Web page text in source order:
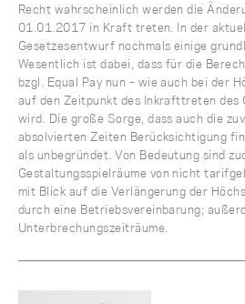
Recht wahrscheinlich werden die
01.01.2017 in Kraft treten. In der
Gesetzesentwurf nochmals einige
Wesentlich ist dabei, dass für die
bzgl. Equal Pay nun – wie auch bei der
auf den Zeitpunkt des Inkrafttreten des
wird. Die große Sorge, dass auch die
absolvierten Zeiten Berücksichtigung
als unbegründet. Von Bedeutung sind
Gestaltungsspielräume von nicht
mit Blick auf die Verlängerung der
durch eine Betriebsvereinbarung;
Unterbrechungszeiträume.